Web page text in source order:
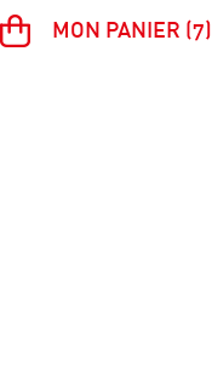
MON PANIER (7)